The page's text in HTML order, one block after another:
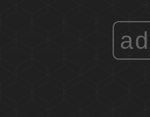
ad